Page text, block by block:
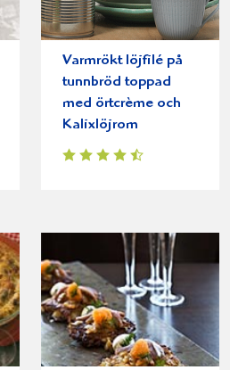
Varmrökt löjfilé på
tunnbröd toppad
med örtcrème och
Kalixlöjrom